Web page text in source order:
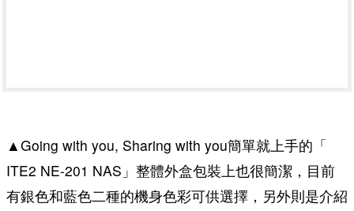
▲Going with you, Sharing with you簡單就上手的「
ITE2 NE-201 NAS」整體外盒包裝上也很簡潔，目前
有銀色和藍色二種的機身色彩可供選擇，另外則是介紹